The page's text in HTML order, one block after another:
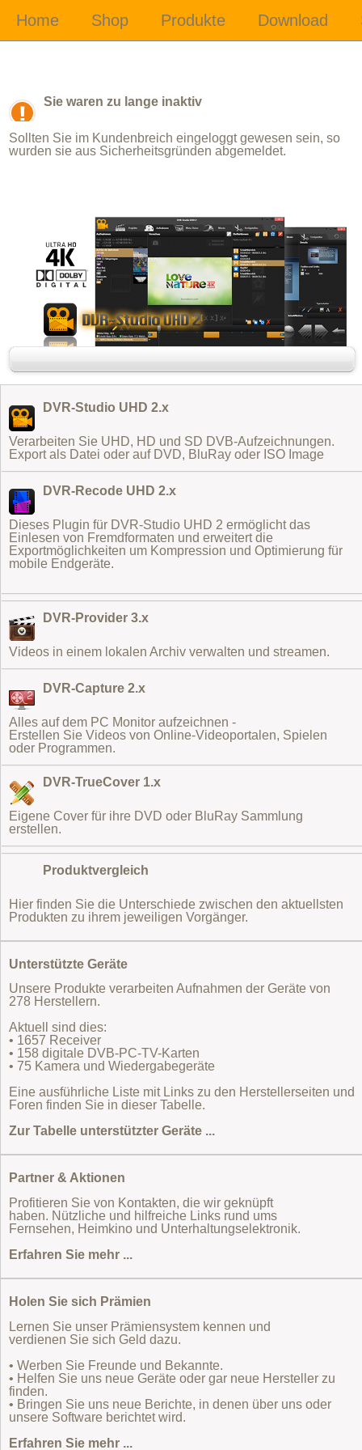
Sie waren zu lange inaktiv
Sollten Sie im Kundenbreich eingeloggt gewesen sein, so
wurden sie aus Sicherheitsgründen abgemeldet.
DVR-Studio UHD 2.x
Verarbeiten Sie UHD, HD und SD DVB-Aufzeichnungen.
Export als Datei oder auf DVD, BluRay oder ISO Image
DVR-Recode UHD 2.x
Dieses Plugin für DVR-Studio UHD 2 ermöglicht das
Einlesen von Fremdformaten und erweitert die
Exportmöglichkeiten um Kompression und Optimierung für
mobile Endgeräte.
DVR-Provider 3.x
Videos in einem lokalen Archiv verwalten und streamen.
DVR-Capture 2.x
Alles auf dem PC Monitor aufzeichnen -
Erstellen Sie Videos von Online-Videoportalen, Spielen
oder Programmen.
DVR-TrueCover 1.x
Eigene Cover für ihre DVD oder BluRay Sammlung
erstellen.
Produktvergleich
Hier finden Sie die Unterschiede zwischen den aktuellsten
Produkten zu ihrem jeweiligen Vorgänger.
Unterstützte Geräte
Unsere Produkte verarbeiten Aufnahmen der Geräte von
278 Herstellern.
Aktuell sind dies:
• 1657 Receiver
• 158 digitale DVB-PC-TV-Karten
• 75 Kamera und Wiedergabegeräte
Eine ausführliche Liste mit Links zu den Herstellerseiten und
Foren finden Sie in dieser Tabelle.
Zur Tabelle unterstützter Geräte ...
Partner & Aktionen
Profitieren Sie von Kontakten, die wir geknüpft
haben. Nützliche und hilfreiche Links rund ums
Fernsehen, Heimkino und Unterhaltungselektronik.
Erfahren Sie mehr ...
Holen Sie sich Prämien
Lernen Sie unser Prämiensystem kennen und
verdienen Sie sich Geld dazu.
• Werben Sie Freunde und Bekannte.
• Helfen Sie uns neue Geräte oder gar neue Hersteller zu
finden.
• Bringen Sie uns neue Berichte, in denen über uns oder
unsere Software berichtet wird.
Erfahren Sie mehr ...